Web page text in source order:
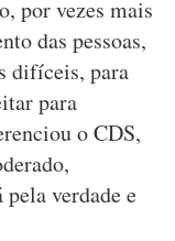
por vezes mais
das pessoas,
difíceis, para
para
o CDS,
verdade e